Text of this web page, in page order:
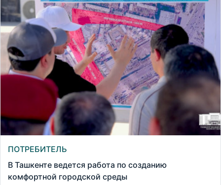
ПОТРЕБИТЕЛЬ
В Ташкенте ведется работа по созданию
комфортной городской среды